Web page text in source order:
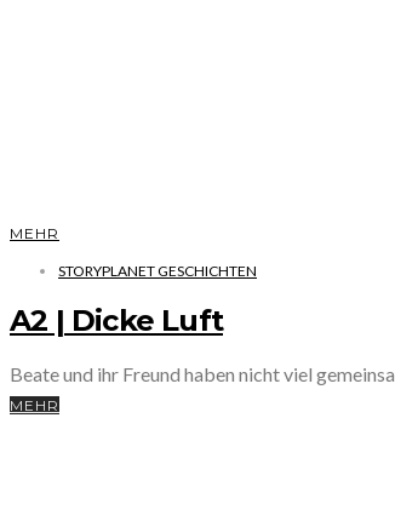
MEHR
STORYPLANET GESCHICHTEN
A2 | Dicke Luft
Beate und ihr Freund haben nicht viel
MEHR